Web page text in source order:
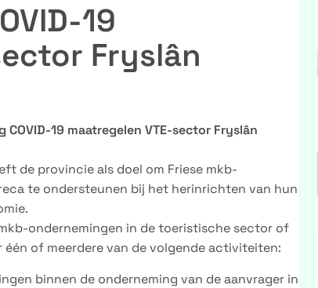
19
Fryslân
19 maatregelen VTE-sector Fryslân
de provincie als doel om Friese mkb-
te ondersteunen bij het herinrichten van hun
ondernemingen in de toeristische sector of
of meerdere van de volgende activiteiten:
binnen de onderneming van de aanvrager in